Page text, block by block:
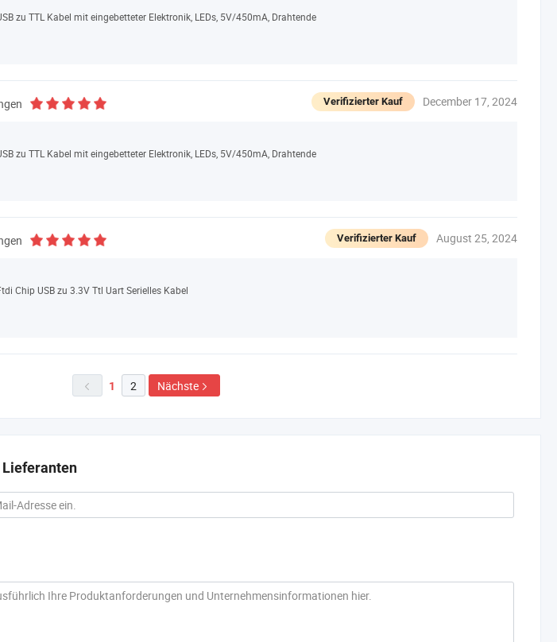
zu TTL Kabel mit eingebetteter Elektronik, LEDs, 5V/450mA, Drahtende
Verifizierter Kauf December 17, 2024
zu TTL Kabel mit eingebetteter Elektronik, LEDs, 5V/450mA, Drahtende
Verifizierter Kauf August 25, 2024
Chip USB zu 3.3V Ttl Uart Serielles Kabel
 1 2 Nächste 
Lieferanten